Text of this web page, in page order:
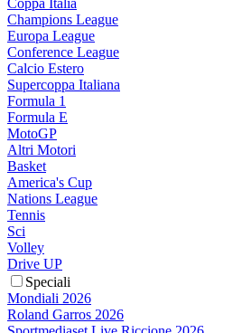
Champions League
Europa League
Conference League
Calcio Estero
Supercoppa Italiana
Formula 1
Formula E
MotoGP
Altri Motori
Basket
America's Cup
Nations League
Tennis
Sci
Volley
Drive UP
Speciali
Mondiali 2026
Roland Garros 2026